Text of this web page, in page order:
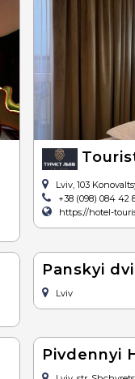
Lviv, 103
+38 (098) 084 42
https://hotel-
Panskyi
Lviv
Pivdennyi